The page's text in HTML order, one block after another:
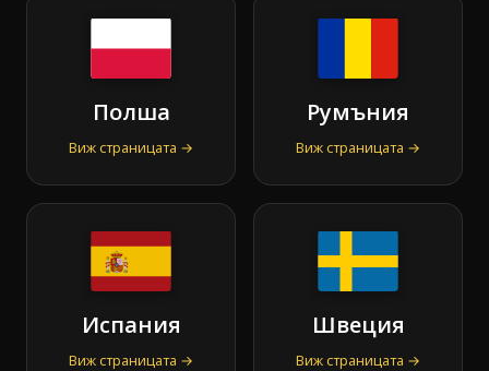
Полша
Виж страницата →
Румъния
Виж страницата →
Испания
Виж страницата →
Швеция
Виж страницата →